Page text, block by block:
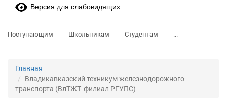
Версия для слабовидящих
Поступающим Школьникам Студентам ...
Главная
Владикавказский техникум железнодорожного
транспорта (ВлТЖТ- филиал РГУПС)